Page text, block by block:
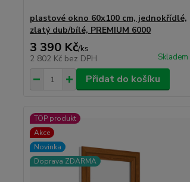
plastové okno 60x100 cm, jednokřídlé,
zlatý dub/bílé, PREMIUM 6000
3 390 Kč/ks
2 802 Kč bez DPH Skladem
Přidat do košíku
TOP produkt
Akce
Novinka
Doprava ZDARMA